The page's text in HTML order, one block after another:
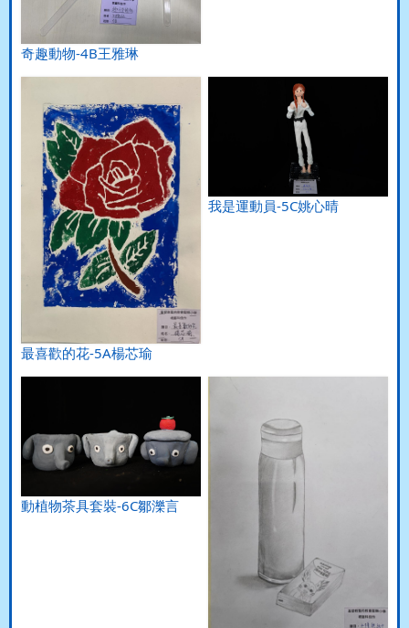
奇趣動物-4B王雅琳
最喜歡的花-5A楊芯瑜
我是運動員-5C姚心晴
動植物茶具套裝-6C鄒濼言